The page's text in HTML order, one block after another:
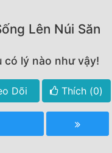
Lên Núi Săn
có lý nào như vậy!
Dõi Thích (0)